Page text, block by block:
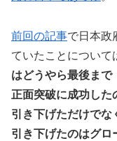
前回の記事で日本政
ていたことについて
はどうやら最後まで
正面突破に成功した
引き下げただけでな
引き下げたのはグロ